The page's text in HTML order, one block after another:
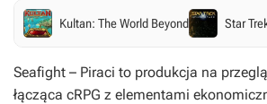
Kultan: The World Beyond Star
Seafight – Piraci to produkcja na
łącząca cRPG z elementami